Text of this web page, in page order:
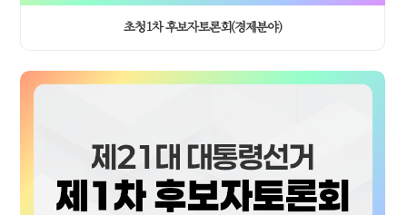
정치는 그 청년의 편이 아니었습니다. 지친 어깨에 손을 얹고 저는
약속합니다. 당신의 삶도 바꿀 수 있다고 내 편이 되어주겠다고 제가
▷ 전종환/사회자: 다음은 기호 2번 국민의힘 김문수 후보입니다.
뺏어서 경찰을 때린다는 이야기입니다. 세상에 많은 독재가 있지만 주로
국민을 위해서 독재를 한다고 합니다. 그런데 범죄자가 자기를 방탄하기
위해서 독재를 하는 방탄 독재는 처음 들어봅니다. 세계 역사에 없는
것입니다. 자기를 유죄 판결했다고 해서 대법원장을 오히려 탄핵하겠다,
초청1차 후보자토론회(경제분야)